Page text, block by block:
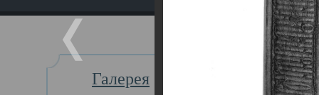
Галерея
Главная